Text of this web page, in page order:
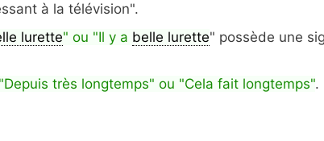
à la télévision".
lurette" ou "Il y a belle lurette" possède une
très longtemps" ou "Cela fait longtemps".